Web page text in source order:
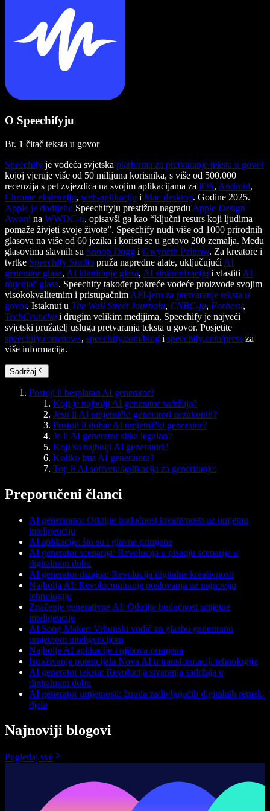
O Speechifyju
Br. 1 čitač teksta u govor
Speechify je vodeća svjetska platforma za pretvaranje teksta u govor
kojoj vjeruje više od 50 milijuna korisnika, s više od 500.000
recenzija s pet zvjezdica na svojim aplikacijama za iOS, Android,
Chrome ekstenziju, web-aplikaciju i Mac desktop. Godine 2025.
Apple je dodijelio Speechifyju prestižnu nagradu Apple Design
Award na WWDC-u, opisavši ga kao “ključni resurs koji ljudima
pomaže živjeti svoje živote”. Speechify nudi više od 1000 prirodnih
glasova na više od 60 jezika i koristi se u gotovo 200 zemalja. Među
glasovima slavnih su Snoop Dogg i Gwyneth Paltrow. Za kreatore i
tvrtke Speechify Studio pruža napredne alate, uključujući AI
generator glasa, AI kloniranje glasa, AI sinkronizaciju i vlastiti AI
mijenjač glasa. Speechify također pokreće vodeće proizvode svojim
visokokvalitetnim i pristupačnim API-jem za pretvaranje teksta u
govor. Istaknut u The Wall Street Journalu, CNBC-ju, Forbesu,
TechCrunchu i drugim velikim medijima, Speechify je najveći
svjetski pružatelj usluga pretvaranja teksta u govor. Posjetite
speechify.com/news, speechify.com/blog i speechify.com/press za
više informacija.
Sadržaj
Postoji li besplatan AI generator?
Koji je najbolji AI generator sadržaja?
Jesu li AI umjetnički generatori nezakoniti?
Postoji li dobar AI umjetnički generator?
Je li AI generator slika legalan?
Koji su najbolji AI generatori?
Koliko ima AI generatora?
Top 8 AI softvera/aplikacija za generiranje:
Preporučeni članci
AI generirano: Otkrijte budućnost kreativnosti uz umjetnu
inteligenciju
AI aplikacije: što su i glavne primjene
AI generator scenarija: Revolucija u pisanju scenarija u
digitalnom dobu
AI generator dizajna: Revolucija digitalne kreativnosti
Najbolja AI: Revolucioniranje poslovanja uz najnoviju
tehnologiju
Značenje generativne AI: Otkrijte budućnost umjetne
inteligencije
AI Song Maker: Vrhunski vodič za glazbu generiranu
umjetnom inteligencijom
Najbolje AI aplikacije i njihova primjena
Istraživanje potencijala Nova AI u transformaciji tehnologije
AI generator teksta: Revolucija stvaranja sadržaja u
digitalnom dobu
AI generator umjetnosti: Izrada zadivljujućih digitalnih remek-
djela
Najnoviji blogovi
Pogledaj sve